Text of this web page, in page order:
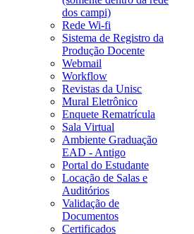
dos campi)
Rede Wi-fi
Sistema de Registro da
Produção Docente
Webmail
Workflow
Revistas da Unisc
Mural Eletrônico
Enquete Rematrícula
Sala Virtual
Ambiente Graduação
EAD - Antigo
Portal do Estudante
Locação de Salas e
Auditórios
Validação de
Documentos
Certificados